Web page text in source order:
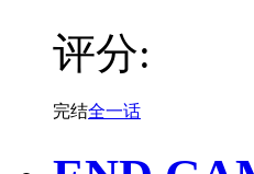
评分:
完结全一话